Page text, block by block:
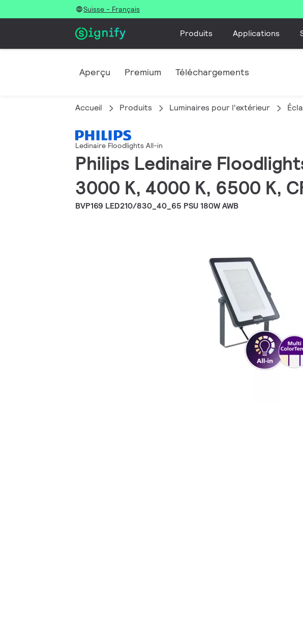
Suisse - Français
Produits Applications
Aperçu Premium Téléchargements
Accueil Produits Luminaires pour l'extérieur
Ledinaire Floodlights All-in
Philips Ledinaire
3000 K, 4000 K, 6500 K,
BVP169 LED210/830_40_65 PSU 180W AWB